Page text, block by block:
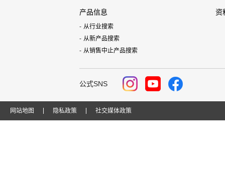
产品信息
从行业搜索
从新产品搜索
从销售中止产品搜索
资
公式SNS
网站地图 隐私政策 社交媒体政策